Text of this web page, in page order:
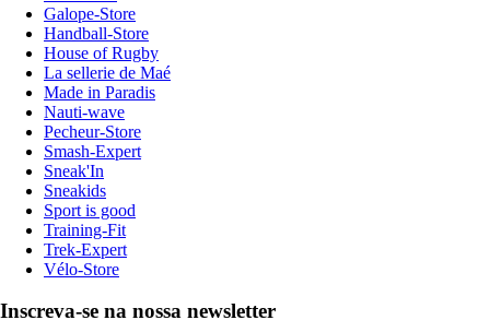
Galope-Store
Handball-Store
House of Rugby
La sellerie de Maé
Made in Paradis
Nauti-wave
Pecheur-Store
Smash-Expert
Sneak'In
Sneakids
Sport is good
Training-Fit
Trek-Expert
Vélo-Store
Inscreva-se na nossa newsletter